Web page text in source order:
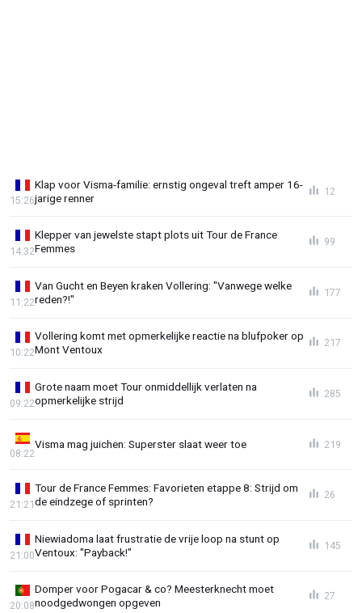
Klap voor Visma-familie: ernstig ongeval treft amper 16-
jarige renner
15:26
12
Klepper van jewelste stapt plots uit Tour de France
Femmes
14:32
99
Van Gucht en Beyen kraken Vollering: "Vanwege welke
reden?!"
11:22
177
Vollering komt met opmerkelijke reactie na blufpoker op
Mont Ventoux
10:22
217
Grote naam moet Tour onmiddellijk verlaten na
opmerkelijke strijd
09:22
285
Visma mag juichen: Superster slaat weer toe
08:22
219
Tour de France Femmes: Favorieten etappe 8: Strijd om
de eindzege of sprinten?
21:21
26
Niewiadoma laat frustratie de vrije loop na stunt op
Ventoux: "Payback!"
21:00
145
Domper voor Pogacar & co? Meesterknecht moet
noodgedwongen opgeven
20:08
27